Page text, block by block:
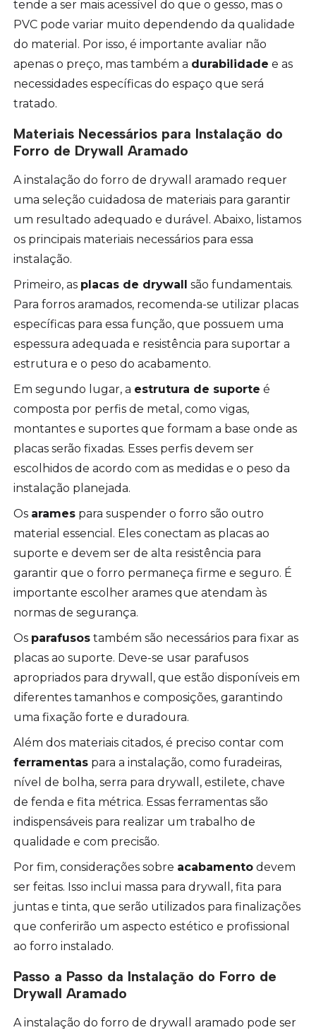
tende a ser mais acessível do que o gesso, mas o
PVC pode variar muito dependendo da qualidade
do material. Por isso, é importante avaliar não
apenas o preço, mas também a durabilidade e as
necessidades específicas do espaço que será
tratado.
Materiais Necessários para Instalação do
Forro de Drywall Aramado
A instalação do forro de drywall aramado requer
uma seleção cuidadosa de materiais para garantir
um resultado adequado e durável. Abaixo, listamos
os principais materiais necessários para essa
instalação.
Primeiro, as placas de drywall são fundamentais.
Para forros aramados, recomenda-se utilizar placas
específicas para essa função, que possuem uma
espessura adequada e resistência para suportar a
estrutura e o peso do acabamento.
Em segundo lugar, a estrutura de suporte é
composta por perfis de metal, como vigas,
montantes e suportes que formam a base onde as
placas serão fixadas. Esses perfis devem ser
escolhidos de acordo com as medidas e o peso da
instalação planejada.
Os arames para suspender o forro são outro
material essencial. Eles conectam as placas ao
suporte e devem ser de alta resistência para
garantir que o forro permaneça firme e seguro. É
importante escolher arames que atendam às
normas de segurança.
Os parafusos também são necessários para fixar as
placas ao suporte. Deve-se usar parafusos
apropriados para drywall, que estão disponíveis em
diferentes tamanhos e composições, garantindo
uma fixação forte e duradoura.
Além dos materiais citados, é preciso contar com
ferramentas para a instalação, como furadeiras,
nível de bolha, serra para drywall, estilete, chave
de fenda e fita métrica. Essas ferramentas são
indispensáveis para realizar um trabalho de
qualidade e com precisão.
Por fim, considerações sobre acabamento devem
ser feitas. Isso inclui massa para drywall, fita para
juntas e tinta, que serão utilizados para finalizações
que conferirão um aspecto estético e profissional
ao forro instalado.
Passo a Passo da Instalação do Forro de
Drywall Aramado
A instalação do forro de drywall aramado pode ser